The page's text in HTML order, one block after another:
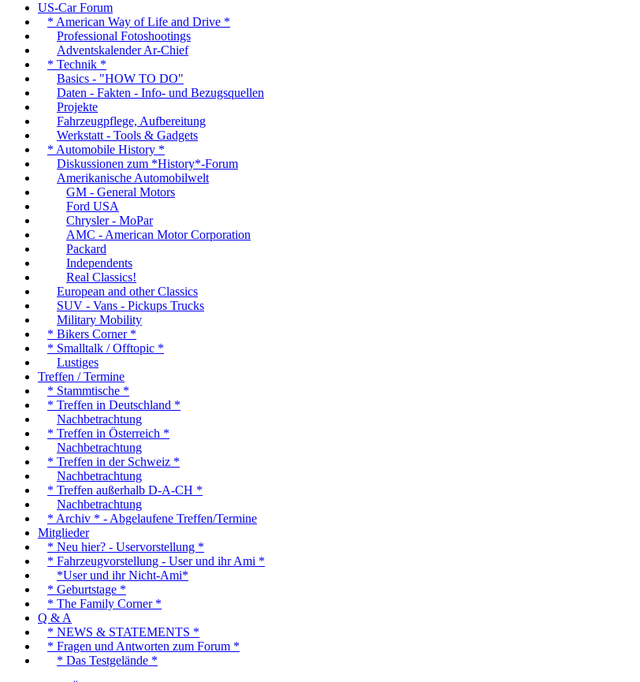
US-Car Forum
* American Way of Life and Drive *
Professional Fotoshootings
Adventskalender Ar-Chief
* Technik *
Basics - "HOW TO DO"
Daten - Fakten - Info- und Bezugsquellen
Projekte
Fahrzeugpflege, Aufbereitung
Werkstatt - Tools & Gadgets
* Automobile History *
Diskussionen zum *History*-Forum
Amerikanische Automobilwelt
GM - General Motors
Ford USA
Chrysler - MoPar
AMC - American Motor Corporation
Packard
Independents
Real Classics!
European and other Classics
SUV - Vans - Pickups Trucks
Military Mobility
* Bikers Corner *
* Smalltalk / Offtopic *
Lustiges
Treffen / Termine
* Stammtische *
* Treffen in Deutschland *
Nachbetrachtung
* Treffen in Österreich *
Nachbetrachtung
* Treffen in der Schweiz *
Nachbetrachtung
* Treffen außerhalb D-A-CH *
Nachbetrachtung
* Archiv * - Abgelaufene Treffen/Termine
Mitglieder
* Neu hier? - Uservorstellung *
* Fahrzeugvorstellung - User und ihr Ami *
*User und ihr Nicht-Ami*
* Geburtstage *
* The Family Corner *
Q & A
* NEWS & STATEMENTS *
* Fragen und Antworten zum Forum *
* Das Testgelände *